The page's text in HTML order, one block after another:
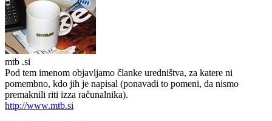
mtb .si
Pod tem imenom objavljamo članke uredništva, za katere ni
pomembno, kdo jih je napisal (ponavadi to pomeni, da nismo
premaknili riti izza računalnika).
http://www.mtb.si